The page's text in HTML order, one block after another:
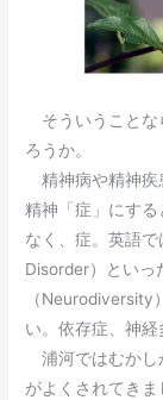
そういうことな
ろうか。
精神病や精神疾
精神「症」にす
なく、症。英語
Disorder）といっ
（Neurodiversity
い。依存症、神経
浦河ではむかし
がよくされてき